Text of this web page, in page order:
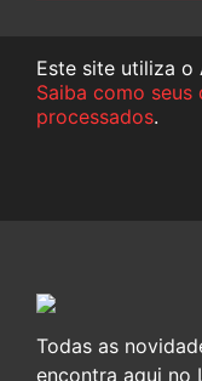
Este site utiliza o
Saiba como
processados.
Todas as
encontra aqui no